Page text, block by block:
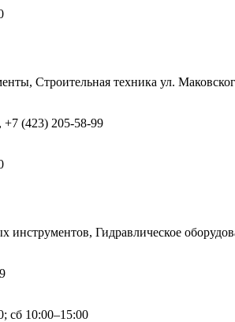
Строительная техника ул.
+7 (423) 205-58-99
инструментов, Гидравлическое
сб 10:00–15:00